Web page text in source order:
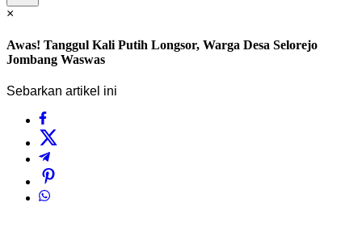
×
Awas! Tanggul Kali Putih Longsor, Warga Desa Selorejo
Jombang Waswas
Sebarkan artikel ini